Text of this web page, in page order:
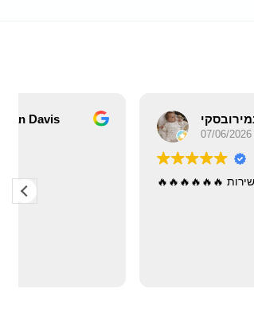
אפי נמירובסקי
07/06/2026
שירות 🔥🔥🔥🔥🔥🔥